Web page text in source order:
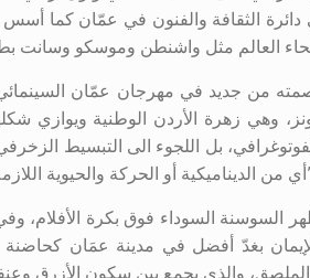
من جديد في مهرجان عمّان
زهرة الأردن الوطنية ويوازي شكلها
بل اللجوء الى التبسيط
في ربوع الأردن”.
السوداء فوق بكرة الأفلام،
بغدّ أفضل في مدينة عمَان كحاضنة